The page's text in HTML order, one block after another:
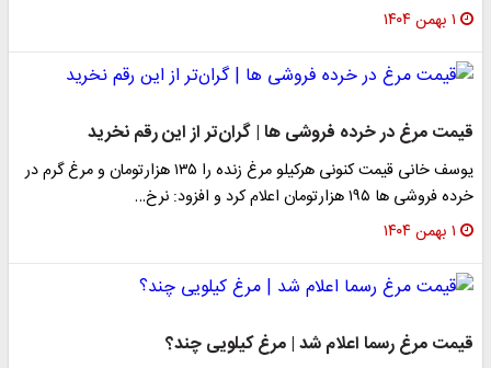
۱ بهمن ۱۴۰۴
قیمت مرغ در خرده فروشی ها | گران‌تر از این رقم نخرید
یوسف خانی قیمت کنونی هرکیلو مرغ زنده را ۱۳۵ هزارتومان و مرغ گرم در
خرده فروشی ها ۱۹۵ هزارتومان اعلام کرد و افزود: نرخ…
۱ بهمن ۱۴۰۴
قیمت مرغ رسما اعلام شد | مرغ کیلویی چند؟